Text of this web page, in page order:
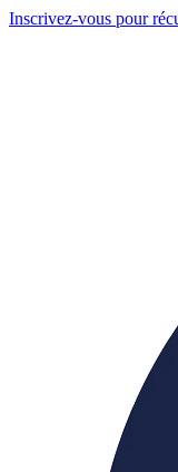
Inscrivez-vous pour